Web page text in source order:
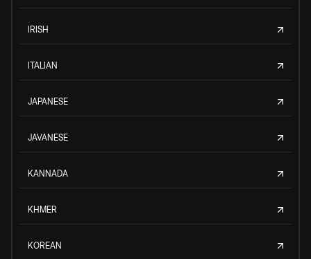
IRISH
ITALIAN
JAPANESE
JAVANESE
KANNADA
KHMER
KOREAN